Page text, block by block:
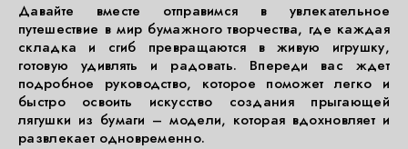
Давайте вместе отправимся в увлекательное
путешествие в мир бумажного творчества, где каждая
складка и сгиб превращаются в живую игрушку,
готовую удивлять и радовать. Впереди вас ждет
подробное руководство, которое поможет легко и
быстро освоить искусство создания прыгающей
лягушки из бумаги – модели, которая вдохновляет и
развлекает одновременно.